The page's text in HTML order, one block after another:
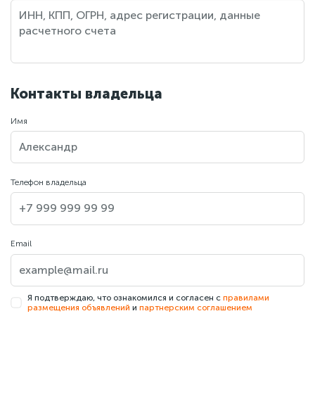
Контакты владельца
Имя
Телефон владельца
Email
Я подтверждаю, что ознакомился и согласен с правилами
размещения объявлений и партнерским соглашением